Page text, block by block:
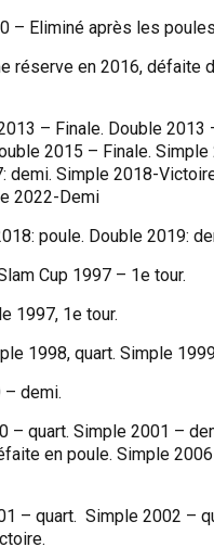
– Eliminé après les
réserve en 2016, défaite
– Finale. Double
2015 – Finale.
demi. Simple 2018-
2022-Demi
poule. Double 2019:
Cup 1997 – 1e tour.
1997, 1e tour.
1998, quart. Simple
– demi.
– quart. Simple 2001 –
en poule. Simple
– quart. Simple 2002 –